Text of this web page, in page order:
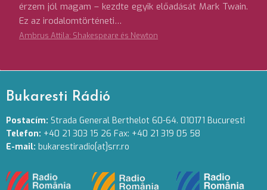
érzem jól magam – kezdte egyik előadását Mark Twain.
Ez az irodalomtörténeti…
Ambrus Attila: Shakespeare és Newton
Bukaresti Rádió
Postacím: Strada General Berthelot 60-64. 010171 Bucuresti
Telefon: +40 21 303 15 26 Fax: +40 21 319 05 58
E-mail: bukarestiradio[at]srr.ro